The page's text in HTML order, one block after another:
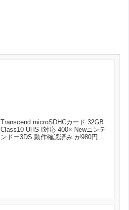
Transcend microSDHCカード 32GB
Class10 UHS-I対応 400× Newニンテ
ンドー3DS 動作確認済み が980円と